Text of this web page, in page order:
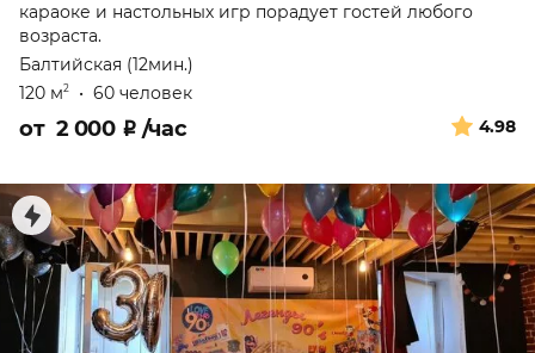
караоке и настольных игр порадует гостей любого
возраста.
Балтийская (12мин.)
120 м2 • 60 человек
4.98
от 2 000 ₽ /час